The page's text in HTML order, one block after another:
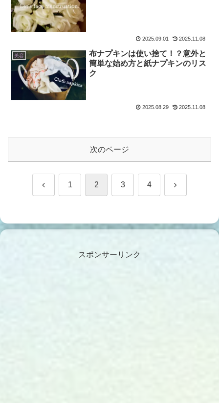
2025.09.01 2025.11.08
美容
布ナプキンは使い捨て！？意外と
簡単な始め方と紙ナプキンのリス
ク
2025.08.29 2025.11.08
次のページ
前 1 2 3 4 次
スポンサーリンク